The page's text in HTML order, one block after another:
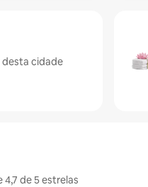
desta cidade
de 5 estrelas